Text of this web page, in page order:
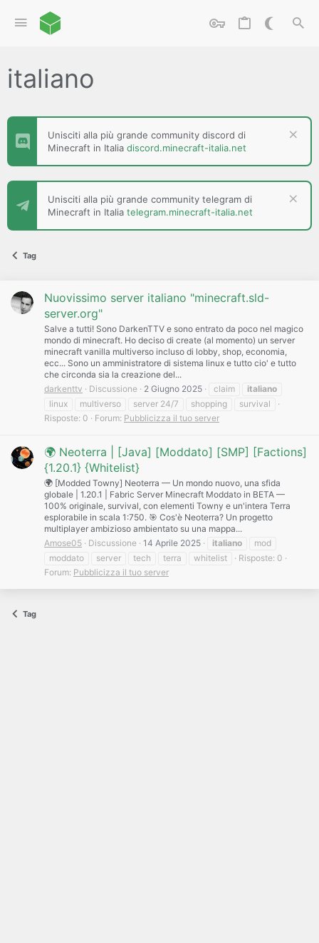
italiano
Unisciti alla più grande community discord di
Minecraft in Italia discord.minecraft-italia.net
Unisciti alla più grande community telegram di
Minecraft in Italia telegram.minecraft-italia.net
Tag
Nuovissimo server italiano "minecraft.sld-
server.org"
Salve a tutti! Sono DarkenTTV e sono entrato da poco nel magico
mondo di minecraft. Ho deciso di create (al momento) un server
minecraft vanilla multiverso incluso di lobby, shop, economia,
ecc... Sono un amministratore di sistema linux e tutto cio' e tutto
che circonda sia la creazione del...
darkenttv
Discussione 2 Giugno 2025 claim
italiano
linux
multiverso server 24/7 shopping
survival
Risposte: 0
Forum: Pubblicizza il tuo server
🌍 Neoterra | [Java] [Moddato] [SMP] [Factions]
{1.20.1} {Whitelist}
🌍 [Modded Towny] Neoterra — Un mondo nuovo, una sfida
globale | 1.20.1 | Fabric Server Minecraft Moddato in BETA —
100% originale, survival, con elementi Towny e un'intera Terra
esplorabile in scala 1:750. 🎯 Cos'è Neoterra? Un progetto
multiplayer ambizioso ambientato su una mappa...
Amose05
Discussione 14 Aprile 2025 italiano
mod
moddato
server tech terra whitelist
Risposte: 0
Forum: Pubblicizza il tuo server
Tag